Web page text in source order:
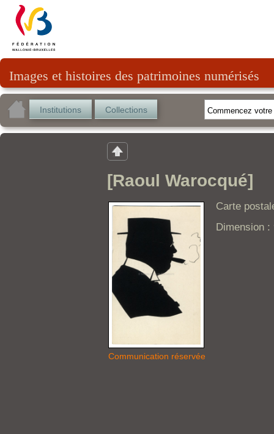
Images et histoires des patrimoines numérisés
Institutions Collections
[Raoul Warocqué]
Communication réservée
Carte
Dimension :